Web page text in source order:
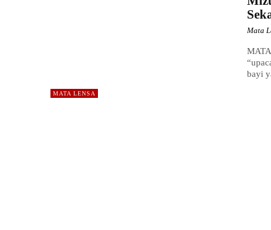
MATA LENSA
Mata
bayi